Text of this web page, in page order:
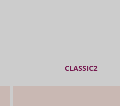
CLASSIC2